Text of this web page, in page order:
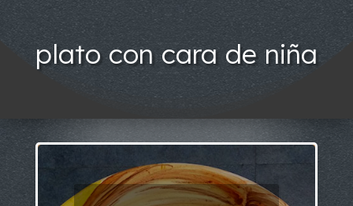
plato con cara de niña